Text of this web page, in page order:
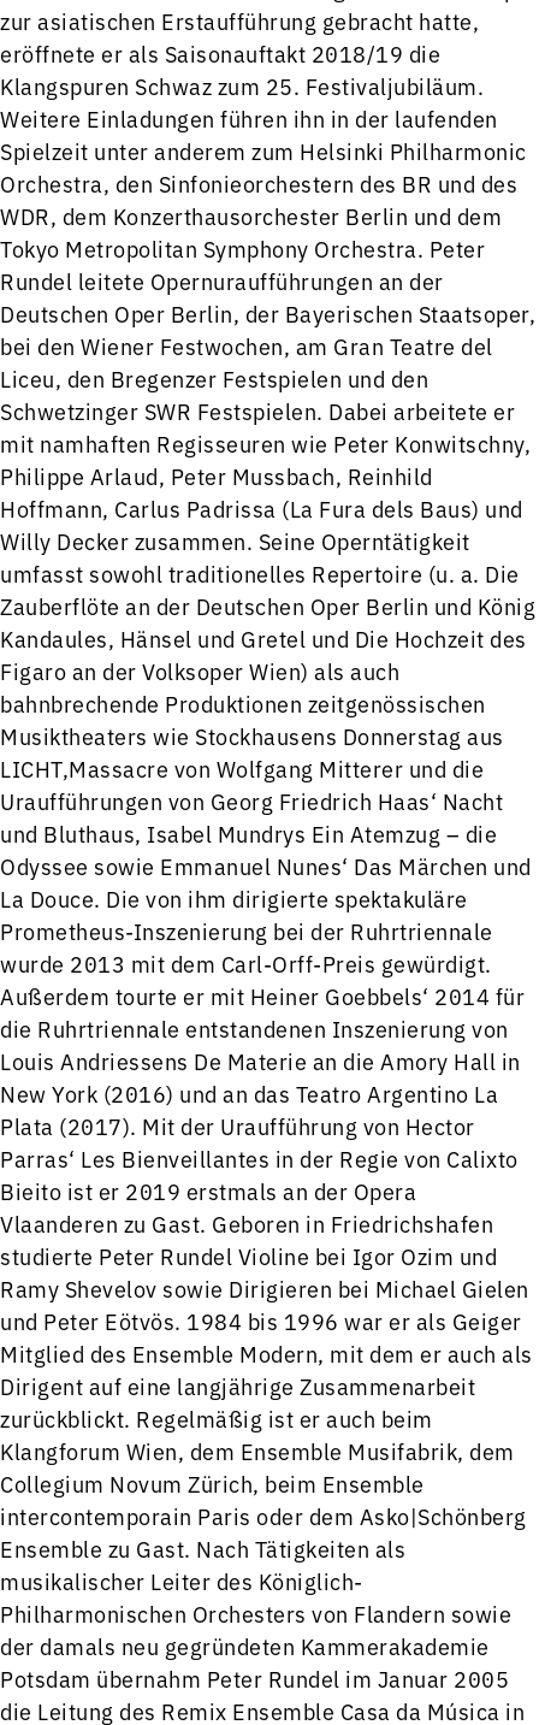
zur asiatischen Erstaufführung gebracht hatte,
eröffnete er als Saisonauftakt 2018/19 die
Klangspuren Schwaz zum 25. Festivaljubiläum.
Weitere Einladungen führen ihn in der laufenden
Spielzeit unter anderem zum Helsinki Philharmonic
Orchestra, den Sinfonieorchestern des BR und des
WDR, dem Konzerthausorchester Berlin und dem
Tokyo Metropolitan Symphony Orchestra. Peter
Rundel leitete Opernuraufführungen an der
Deutschen Oper Berlin, der Bayerischen Staatsoper,
bei den Wiener Festwochen, am Gran Teatre del
Liceu, den Bregenzer Festspielen und den
Schwetzinger SWR Festspielen. Dabei arbeitete er
mit namhaften Regisseuren wie Peter Konwitschny,
Philippe Arlaud, Peter Mussbach, Reinhild
Hoffmann, Carlus Padrissa (La Fura dels Baus) und
Willy Decker zusammen. Seine Operntätigkeit
umfasst sowohl traditionelles Repertoire (u. a. Die
Zauberflöte an der Deutschen Oper Berlin und König
Kandaules, Hänsel und Gretel und Die Hochzeit des
Figaro an der Volksoper Wien) als auch
bahnbrechende Produktionen zeitgenössischen
Musiktheaters wie Stockhausens Donnerstag aus
LICHT,Massacre von Wolfgang Mitterer und die
Uraufführungen von Georg Friedrich Haas‘ Nacht
und Bluthaus, Isabel Mundrys Ein Atemzug – die
Odyssee sowie Emmanuel Nunes‘ Das Märchen und
La Douce. Die von ihm dirigierte spektakuläre
Prometheus-Inszenierung bei der Ruhrtriennale
wurde 2013 mit dem Carl-Orff-Preis gewürdigt.
Außerdem tourte er mit Heiner Goebbels‘ 2014 für
die Ruhrtriennale entstandenen Inszenierung von
Louis Andriessens De Materie an die Amory Hall in
New York (2016) und an das Teatro Argentino La
Plata (2017). Mit der Uraufführung von Hector
Parras‘ Les Bienveillantes in der Regie von Calixto
Bieito ist er 2019 erstmals an der Opera
Vlaanderen zu Gast. Geboren in Friedrichshafen
studierte Peter Rundel Violine bei Igor Ozim und
Ramy Shevelov sowie Dirigieren bei Michael Gielen
und Peter Eötvös. 1984 bis 1996 war er als Geiger
Mitglied des Ensemble Modern, mit dem er auch als
Dirigent auf eine langjährige Zusammenarbeit
zurückblickt. Regelmäßig ist er auch beim
Klangforum Wien, dem Ensemble Musifabrik, dem
Collegium Novum Zürich, beim Ensemble
intercontemporain Paris oder dem Asko|Schönberg
Ensemble zu Gast. Nach Tätigkeiten als
musikalischer Leiter des Königlich-
Philharmonischen Orchesters von Flandern sowie
der damals neu gegründeten Kammerakademie
Potsdam übernahm Peter Rundel im Januar 2005
die Leitung des Remix Ensemble Casa da Música in